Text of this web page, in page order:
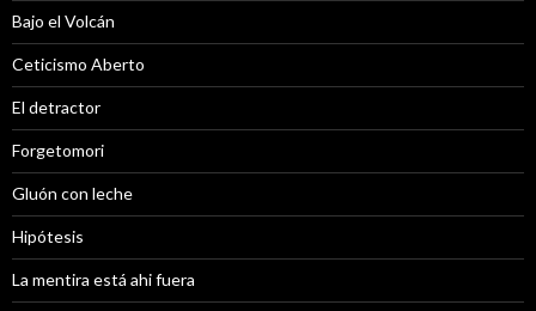
Bajo el Volcán
Ceticismo Aberto
El detractor
Forgetomori
Gluón con leche
Hipótesis
La mentira está ahi fuera